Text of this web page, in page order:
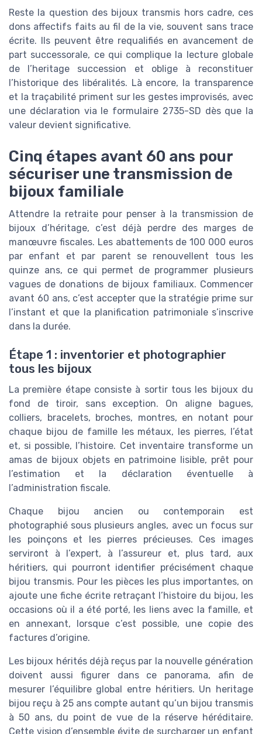
Reste la question des bijoux transmis hors cadre, ces
dons affectifs faits au fil de la vie, souvent sans trace
écrite. Ils peuvent être requalifiés en avancement de
part successorale, ce qui complique la lecture globale
de l’heritage succession et oblige à reconstituer
l’historique des libéralités. Là encore, la transparence
et la traçabilité priment sur les gestes improvisés, avec
une déclaration via le formulaire 2735-SD dès que la
valeur devient significative.
Cinq étapes avant 60 ans pour
sécuriser une transmission de
bijoux familiale
Attendre la retraite pour penser à la transmission de
bijoux d’héritage, c’est déjà perdre des marges de
manœuvre fiscales. Les abattements de 100 000 euros
par enfant et par parent se renouvellent tous les
quinze ans, ce qui permet de programmer plusieurs
vagues de donations de bijoux familiaux. Commencer
avant 60 ans, c’est accepter que la stratégie prime sur
l’instant et que la planification patrimoniale s’inscrive
dans la durée.
Étape 1 : inventorier et photographier
tous les bijoux
La première étape consiste à sortir tous les bijoux du
fond de tiroir, sans exception. On aligne bagues,
colliers, bracelets, broches, montres, en notant pour
chaque bijou de famille les métaux, les pierres, l’état
et, si possible, l’histoire. Cet inventaire transforme un
amas de bijoux objets en patrimoine lisible, prêt pour
l’estimation et la déclaration éventuelle à
l’administration fiscale.
Chaque bijou ancien ou contemporain est
photographié sous plusieurs angles, avec un focus sur
les poinçons et les pierres précieuses. Ces images
serviront à l’expert, à l’assureur et, plus tard, aux
héritiers, qui pourront identifier précisément chaque
bijou transmis. Pour les pièces les plus importantes, on
ajoute une fiche écrite retraçant l’histoire du bijou, les
occasions où il a été porté, les liens avec la famille, et
en annexant, lorsque c’est possible, une copie des
factures d’origine.
Les bijoux hérités déjà reçus par la nouvelle génération
doivent aussi figurer dans ce panorama, afin de
mesurer l’équilibre global entre héritiers. Un heritage
bijou reçu à 25 ans compte autant qu’un bijou transmis
à 50 ans, du point de vue de la réserve héréditaire.
Cette vision d’ensemble évite de surcharger un enfant